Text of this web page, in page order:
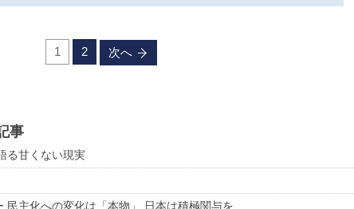
1 2 次へ
事
る甘くない現実
民主化への変化は「本物」 日本は積極関与を